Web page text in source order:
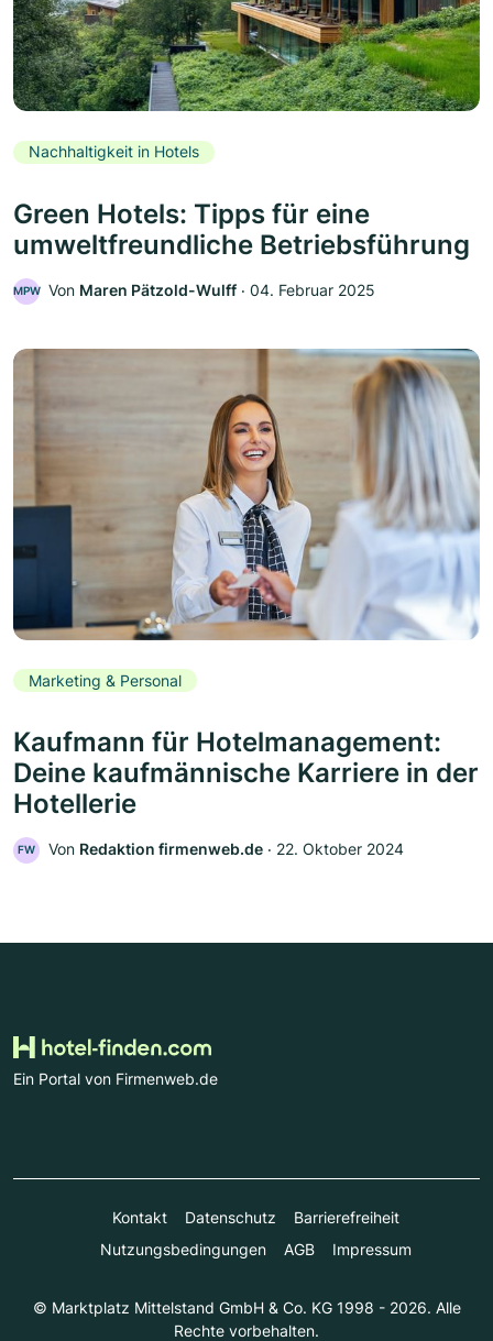
Nachhaltigkeit in Hotels
Green Hotels: Tipps für eine
umweltfreundliche Betriebsführung
MPW Von Maren Pätzold-Wulff ‧ 04. Februar 2025
Marketing & Personal
Kaufmann für Hotelmanagement:
Deine kaufmännische Karriere in der
Hotellerie
FW Von Redaktion firmenweb.de ‧ 22. Oktober 2024
Ein Portal von Firmenweb.de
Kontakt Datenschutz
Barrierefreiheit
Nutzungsbedingungen
AGB Impressum
© Marktplatz Mittelstand GmbH & Co. KG 1998 - 2026. Alle
Rechte vorbehalten.